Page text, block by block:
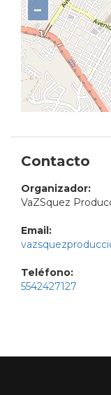
−
Contacto
Organizador:
VaZSquez
Email:
Teléfono:
5542427127